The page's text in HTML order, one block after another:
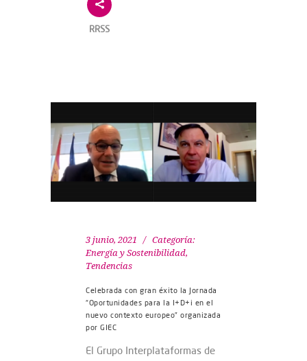
RRSS
3 junio, 2021
Categoría:
Energía y Sostenibilidad,
Tendencias
Celebrada con gran éxito la Jornada
“Oportunidades para la I+D+i en el
nuevo contexto europeo” organizada
por GIEC
El Grupo Interplataformas de